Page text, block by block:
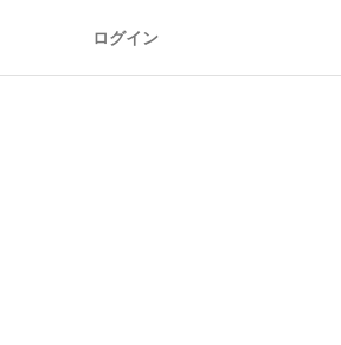
ログイン